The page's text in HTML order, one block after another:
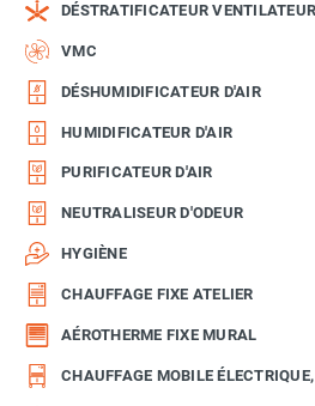
DÉSTRATIFICATEUR
VMC
DÉSHUMIDIFICATEUR D'AIR
HUMIDIFICATEUR D'AIR
PURIFICATEUR D'AIR
NEUTRALISEUR D'ODEUR
HYGIÈNE
CHAUFFAGE FIXE ATELIER
AÉROTHERME FIXE MURAL
CHAUFFAGE MOBILE